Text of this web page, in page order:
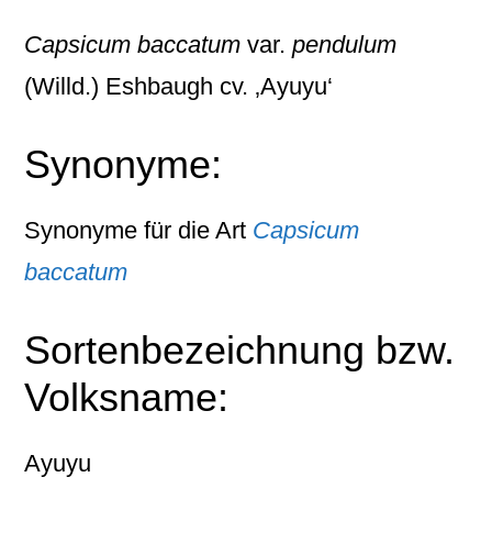
Capsicum baccatum var.pendulum
(Willd.) Eshbaugh cv. ‚Ayuyu‘
Synonyme:
Synonyme für die Art Capsicum
baccatum
Sortenbezeichnung bzw.
Volksname:
Ayuyu